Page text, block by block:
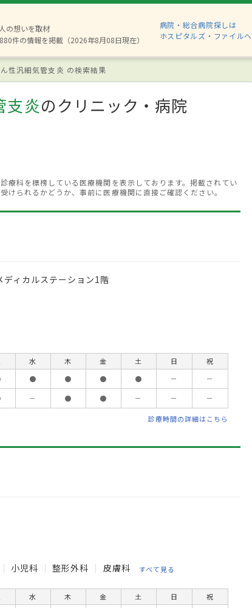
の想いを取材
件の情報を掲載（2026年8月08日現在）
病院・総合病院探しは
ホスピタルズ・ファイルへ
性汎細気管支炎 の検索結果
支炎のクリニック・病院
科を標榜している医療機関を表示しております。掲載されてい
けられるかどうか、事前に医療機関に直接ご確認ください。
ィカルステーション1階
水 木 金 土 日
祝
● ● ● ● －
－
－ ● ● － － －
診療時間の詳細はこちら
小児科 整形外科 皮膚科 すべて見る
水 木 金 土 日
祝